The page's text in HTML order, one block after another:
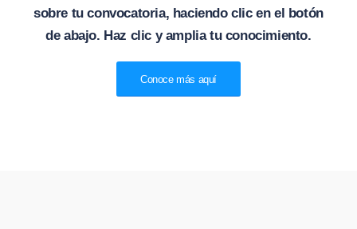
sobre tu convocatoria, haciendo clic en el botón
de abajo. Haz clic y amplia tu conocimiento.
Conoce más aquí